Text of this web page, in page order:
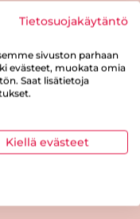
eväät
Tietosuojakäytäntö
sivuston parhaan
evästeet, muokata omia
Saat lisätietoja
Kiellä evästeet